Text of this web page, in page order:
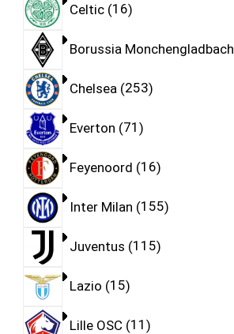
Celtic 16
Borussia Monchengladbach
Chelsea 253
Everton 71
Feyenoord 16
Inter Milan 155
Juventus 115
Lazio 15
Lille OSC 11